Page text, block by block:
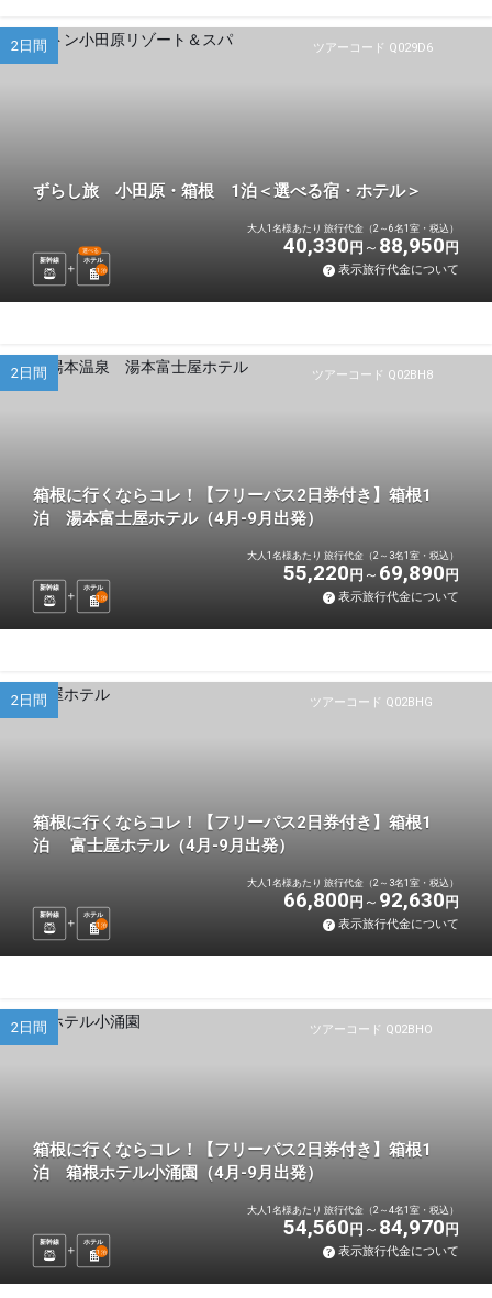
ツアーコード Q029D6
2日間
ずらし旅 小田原・箱根 1泊＜選べる宿・ホテル＞
新幹線 ホテル
選べる
1 泊
大人1名様あたり 旅行代金（2～6名1室・税込）
40,330 円 88,950 円
表示旅行代金について
ツアーコード Q02BH8
2日間
箱根に行くならコレ！【フリーパス2日券付き】箱根1
泊 湯本富士屋ホテル（4月-9月出発）
新幹線
ホテル
1 泊
大人1名様あたり 旅行代金（2～3名1室・税込）
55,220 円 69,890 円
表示旅行代金について
ツアーコード Q02BHG
2日間
箱根に行くならコレ！【フリーパス2日券付き】箱根1
泊 富士屋ホテル（4月-9月出発）
新幹線
ホテル
1 泊
大人1名様あたり 旅行代金（2～3名1室・税込）
66,800 円 92,630 円
表示旅行代金について
ツアーコード Q02BHO
2日間
箱根に行くならコレ！【フリーパス2日券付き】箱根1
泊 箱根ホテル小涌園（4月-9月出発）
新幹線
ホテル
1 泊
大人1名様あたり 旅行代金（2～4名1室・税込）
54,560 円 84,970 円
表示旅行代金について